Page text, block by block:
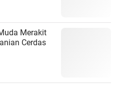
Merakit
Cerdas